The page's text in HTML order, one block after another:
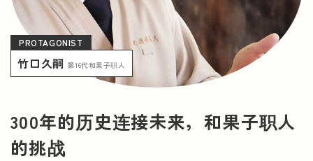
按地区搜索
按行业搜索
NEWS
300年的历史连接未来，和果子职人
的挑战
PROTAGONIST
竹口久嗣 第16代和果子职人